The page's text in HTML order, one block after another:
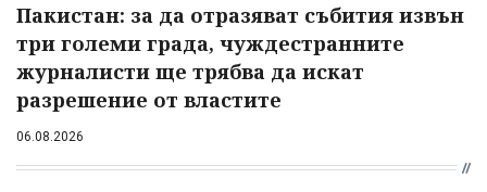
Пакистан: за да отразяват събития извън
три големи града, чуждестранните
журналисти ще трябва да искат
разрешение от властите
06.08.2026